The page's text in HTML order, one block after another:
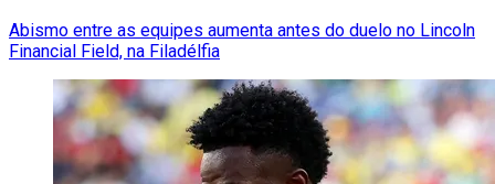
Abismo entre as equipes aumenta antes do duelo no Lincoln
Financial Field, na Filadélfia